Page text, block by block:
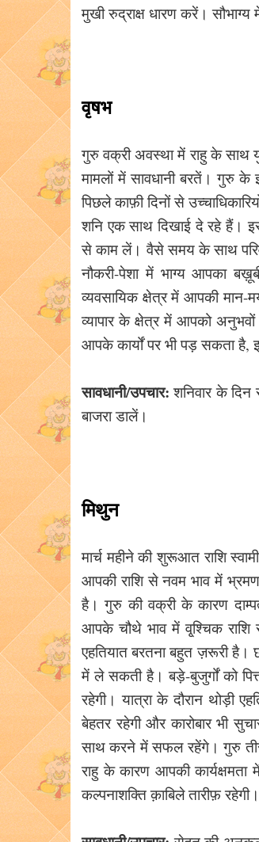
मुखी रुद्राक्ष धारण करें। सौभाग्य
वृषभ
गुरु वक्री अवस्था में राहु के साथ
मामलों में सावधानी बरतें। गुरु
पिछले काफ़ी दिनों से
शनि एक साथ दिखाई दे रहे हैं।
से काम लें। वैसे समय के साथ
नौकरी-पेशा में भाग्य आपका
व्यवसायिक क्षेत्र में आपकी मान-
व्यापार के क्षेत्र में आपको
आपके कार्यों पर भी पड़ सकता है,
सावधानी/उपचार: शनिवार के दिन
बाजरा डालें।
मिथुन
मार्च महीने की शुरूआत राशि
आपकी राशि से नवम भाव में
है। गुरु की वक्री के कारण
आपके चौथे भाव में वृ्श्चिक राशि
एहतियात बरतना बहुत ज़रूरी
में ले सकती है। बड़े-बुजुर्गों को
रहेगी। यात्रा के दौरान थोड़ी
बेहतर रहेगी और कारोबार भी
साथ करने में सफल रहेंगे। गुरु
राहु के कारण आपकी
कल्पनाशक्ति क़ाबिले तारीफ़ रहेगी।